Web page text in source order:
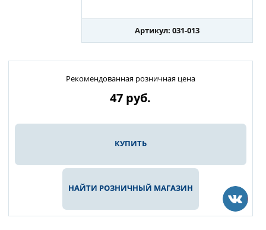
Артикул: 031-013
Рекомендованная розничная цена
47 руб.
КУПИТЬ
НАЙТИ РОЗНИЧНЫЙ МАГАЗИН